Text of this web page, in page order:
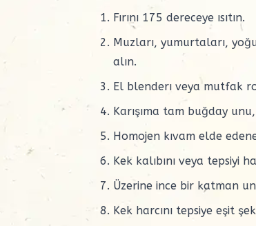
Fırını 175 dereceye ısıtın.
Muzları, yumurtaları,
alın.
El blenderı veya mutfak
Karışıma tam buğday
Homojen kıvam elde
Kek kalıbını veya tepsiyi
Üzerine ince bir katman
Kek harcını tepsiye eşit